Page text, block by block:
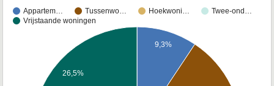
Appartem… Tussenwo… Hoekwoni…
Twee-ond…
Vrijstaande woningen
9,3%
26,5%